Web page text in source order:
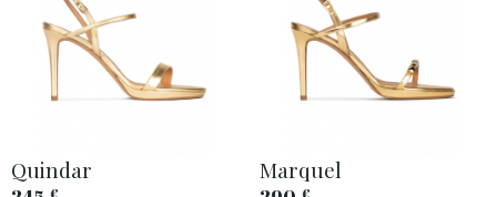
Quindar Marquel